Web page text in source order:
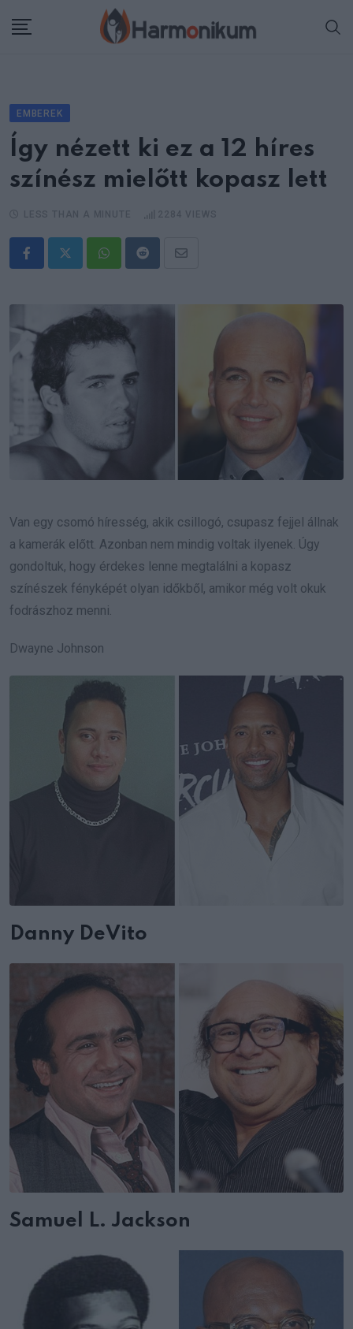
EMBEREK
Így nézett ki ez a 12 híres
színész mielőtt kopasz lett
WhatsappRedditShare
Email
Van egy csomó híresség, akik csillogó, csupasz fejjel állnak
a kamerák előtt. Azonban nem mindig voltak ilyenek. Úgy
gondoltuk, hogy érdekes lenne megtalálni a kopasz
színészek fényképét olyan időkből, amikor még volt okuk
fodrászhoz menni.
Dwayne Johnson
Danny DeVito
Samuel L. Jackson